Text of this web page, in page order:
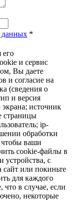
данных *
его
и сервис
Вы даете
и согласие на
(сведения о
и версия
экрана; источник
страницы
ip-
обработки
ваши
cookie-файлы в
устройства, с
сайт или покиньте
для каждого
что в случае, если
некоторые